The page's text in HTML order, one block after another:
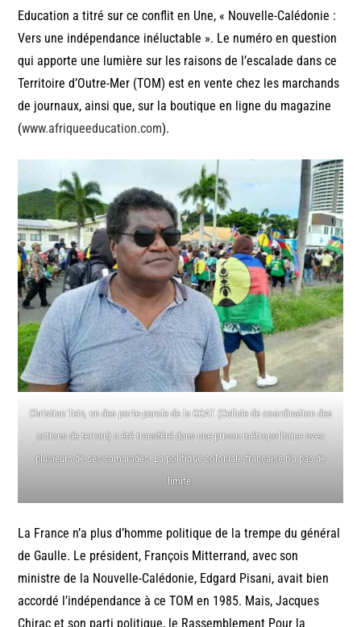
Education a titré sur ce conflit en Une, « Nouvelle-Calédonie :
Vers une indépendance inéluctable ». Le numéro en question
qui apporte une lumière sur les raisons de l’escalade dans ce
Territoire d’Outre-Mer (TOM) est en vente chez les marchands
de journaux, ainsi que, sur la boutique en ligne du magazine
(www.afriqueeducation.com).
Christian Tein, un des porte-parole de la CCAT (Cellule de coordination des
actions de terrain) a été transféré dans une prison métropolitaine avec
plusieurs de ses camarades. La politique coloniale française n’a pas de
limite.
La France n’a plus d’homme politique de la trempe du général
de Gaulle. Le président, François Mitterrand, avec son
ministre de la Nouvelle-Calédonie, Edgard Pisani, avait bien
accordé l’indépendance à ce TOM en 1985. Mais, Jacques
Chirac et son parti politique, le Rassemblement Pour la